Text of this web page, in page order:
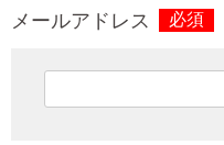
メールアドレス 必須